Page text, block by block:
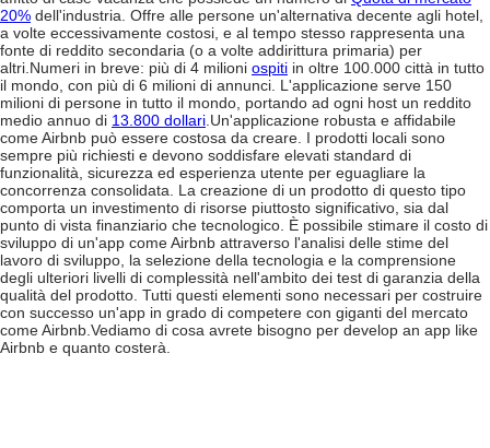
20% dell'industria. Offre alle persone un'alternativa decente agli hotel,
a volte eccessivamente costosi, e al tempo stesso rappresenta una
fonte di reddito secondaria (o a volte addirittura primaria) per
altri. Numeri in breve: più di 4 milioni ospiti in oltre 100.000 città in tutto
il mondo, con più di 6 milioni di annunci. L'applicazione serve 150
milioni di persone in tutto il mondo, portando ad ogni host un reddito
medio annuo di 13.800 dollari Un'applicazione robusta e affidabile
come Airbnb può essere costosa da creare. I prodotti locali sono
sempre più richiesti e devono soddisfare elevati standard di
funzionalità, sicurezza ed esperienza utente per eguagliare la
concorrenza consolidata. La creazione di un prodotto di questo tipo
comporta un investimento di risorse piuttosto significativo, sia dal
punto di vista finanziario che tecnologico. È possibile stimare il costo di
sviluppo di un'app come Airbnb attraverso l'analisi delle stime del
lavoro di sviluppo, la selezione della tecnologia e la comprensione
degli ulteriori livelli di complessità nell'ambito dei test di garanzia della
qualità del prodotto. Tutti questi elementi sono necessari per costruire
con successo un'app in grado di competere con giganti del mercato
come Airbnb. Vediamo di cosa avrete bisogno per develop an app like
Airbnb e quanto costerà.